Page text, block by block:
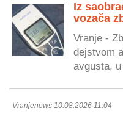
Iz
vozača
Vranje -
dejstvom
avgusta,
Vranjenews 10.08.2026 11:04